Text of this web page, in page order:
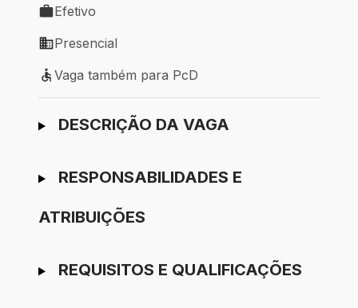
Tipo de vaga: Efetivo
Efetivo
Modelo de trabalho: Presencial
Presencial
Vaga também para PcD
Vaga também para PcD
Ir para candidatura
DESCRIÇÃO DA VAGA
RESPONSABILIDADES E
ATRIBUIÇÕES
REQUISITOS E QUALIFICAÇÕES